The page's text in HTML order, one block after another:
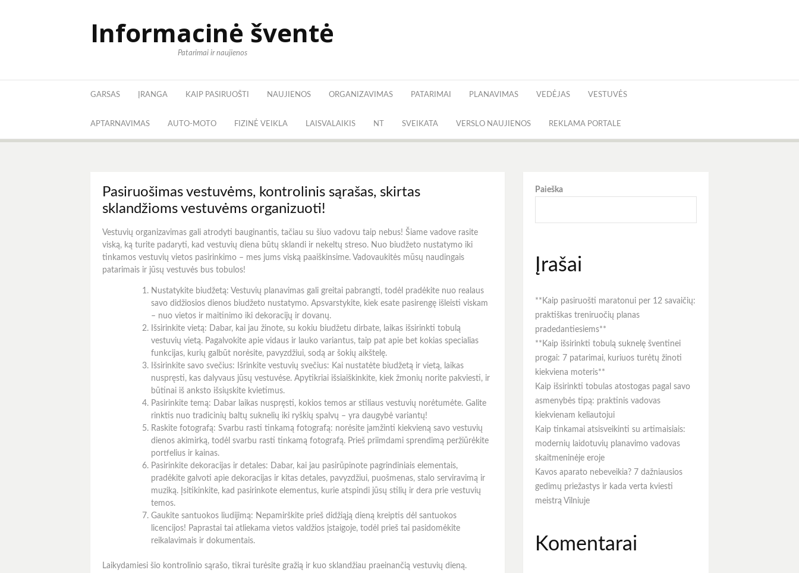
Informacinė šventė
Patarimai ir naujienos
GARSAS ĮRANGA KAIP PASIRUOŠTI NAUJIENOS ORGANIZAVIMAS PATARIMAI PLANAVIMAS VEDĖJAS VESTUVĖS
APTARNAVIMAS AUTO-MOTO FIZINĖ VEIKLA LAISVALAIKIS NT SVEIKATA VERSLO NAUJIENOS REKLAMA PORTALE
Pasiruošimas vestuvėms, kontrolinis sąrašas, skirtas
sklandžioms vestuvėms organizuoti!
Vestuvių organizavimas gali atrodyti bauginantis, tačiau su šiuo vadovu taip nebus! Šiame vadove rasite
viską, ką turite padaryti, kad vestuvių diena būtų sklandi ir nekeltų streso. Nuo biudžeto nustatymo iki
tinkamos vestuvių vietos pasirinkimo – mes jums viską paaiškinsime. Vadovaukitės mūsų naudingais
patarimais ir jūsų vestuvės bus tobulos!
Nustatykite biudžetą: Vestuvių planavimas gali greitai pabrangti, todėl pradėkite nuo realaus
savo didžiosios dienos biudžeto nustatymo. Apsvarstykite, kiek esate pasirengę išleisti viskam
– nuo vietos ir maitinimo iki dekoracijų ir dovanų.
Išsirinkite vietą: Dabar, kai jau žinote, su kokiu biudžetu dirbate, laikas išsirinkti tobulą
vestuvių vietą. Pagalvokite apie vidaus ir lauko variantus, taip pat apie bet kokias specialias
funkcijas, kurių galbūt norėsite, pavyzdžiui, sodą ar šokių aikštelę.
Išsirinkite savo svečius: Išrinkite vestuvių svečius: Kai nustatėte biudžetą ir vietą, laikas
nuspręsti, kas dalyvaus jūsų vestuvėse. Apytikriai išsiaiškinkite, kiek žmonių norite pakviesti, ir
būtinai iš anksto išsiųskite kvietimus.
Pasirinkite temą: Dabar laikas nuspręsti, kokios temos ar stiliaus vestuvių norėtumėte. Galite
rinktis nuo tradicinių baltų suknelių iki ryškių spalvų – yra daugybė variantų!
Raskite fotografą: Svarbu rasti tinkamą fotografą: norėsite įamžinti kiekvieną savo vestuvių
dienos akimirką, todėl svarbu rasti tinkamą fotografą. Prieš priimdami sprendimą peržiūrėkite
portfelius ir kainas.
Pasirinkite dekoracijas ir detales: Dabar, kai jau pasirūpinote pagrindiniais elementais,
pradėkite galvoti apie dekoracijas ir kitas detales, pavyzdžiui, puošmenas, stalo serviravimą ir
muziką. Įsitikinkite, kad pasirinkote elementus, kurie atspindi jūsų stilių ir dera prie vestuvių
temos.
Gaukite santuokos liudijimą: Nepamirškite prieš didžiąją dieną kreiptis dėl santuokos
licencijos! Paprastai tai atliekama vietos valdžios įstaigoje, todėl prieš tai pasidomėkite
reikalavimais ir dokumentais.
Laikydamiesi šio kontrolinio sąrašo, tikrai turėsite gražią ir kuo sklandžiau praeinančią vestuvių dieną.
Paieška
Įrašai
**Kaip pasiruošti maratonui per 12 savaičių:
praktiškas treniruočių planas
pradedantiesiems**
**Kaip išsirinkti tobulą suknelę šventinei
progai: 7 patarimai, kuriuos turėtų žinoti
kiekviena moteris**
Kaip išsirinkti tobulas atostogas pagal savo
asmenybės tipą: praktinis vadovas
kiekvienam keliautojui
Kaip tinkamai atsisveikinti su artimaisiais:
modernių laidotuvių planavimo vadovas
skaitmeninėje eroje
Kavos aparato nebeveikia? 7 dažniausios
gedimų priežastys ir kada verta kviesti
meistrą Vilniuje
Komentarai